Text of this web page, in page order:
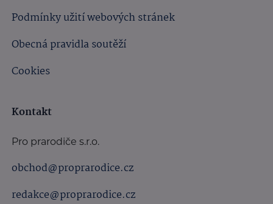
Podmínky užití webových stránek
Obecná pravidla soutěží
Cookies
Kontakt
Pro prarodiče s.r.o.
obchod@proprarodice.cz
redakce@proprarodice.cz